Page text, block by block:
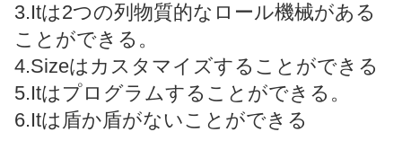
3.Itは2つの列物質的なロール機械がある
ことができる。
4.Sizeはカスタマイズすることができる
5.Itはプログラムすることができる。
6.Itは盾か盾がないことができる